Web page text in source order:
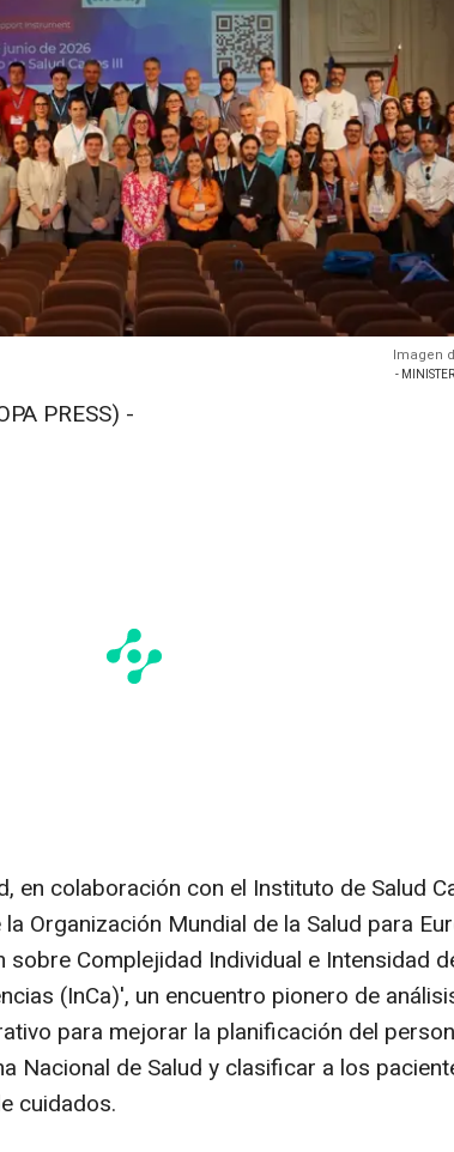
Imagen
-
PRESS) -
en colaboración con el Instituto de Salud
Organización Mundial de la Salud para
sobre Complejidad Individual e Intensidad
(InCa)', un encuentro pionero de
para mejorar la planificación del
Nacional de Salud y clasificar a los
cuidados.